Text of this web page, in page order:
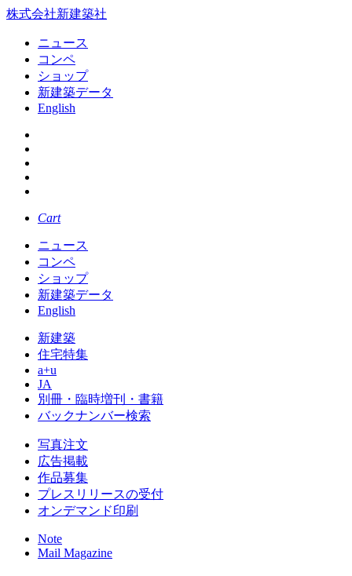
株式会社新建築社
ニュース
コンペ
ショップ
新建築データ
English
Cart
ニュース
コンペ
ショップ
新建築データ
English
新建築
住宅特集
a+u
JA
別冊・臨時増刊・書籍
バックナンバー検索
写真注文
広告掲載
作品募集
プレスリリースの受付
オンデマンド印刷
Note
Mail Magazine